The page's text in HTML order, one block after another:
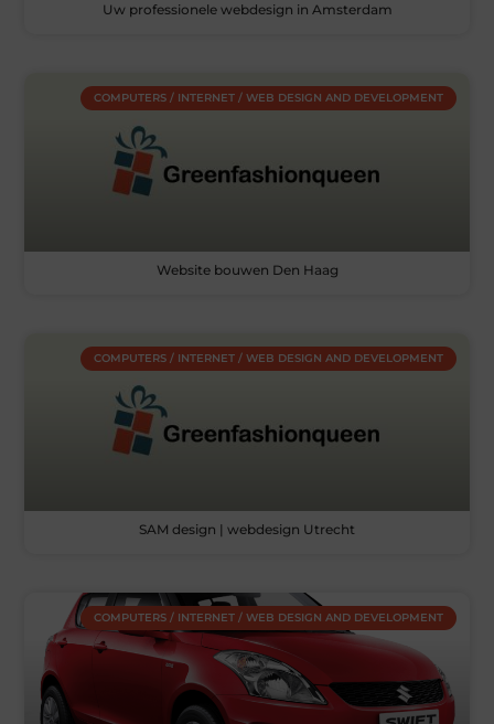
Uw professionele webdesign in Amsterdam
COMPUTERS / INTERNET / WEB DESIGN AND DEVELOPMENT
Website bouwen Den Haag
COMPUTERS / INTERNET / WEB DESIGN AND DEVELOPMENT
SAM design | webdesign Utrecht
COMPUTERS / INTERNET / WEB DESIGN AND DEVELOPMENT